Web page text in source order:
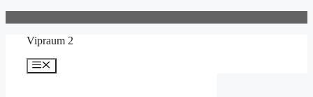
springenVipraum 2
Menü